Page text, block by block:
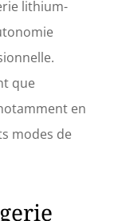
lithium-
que
en
modes de